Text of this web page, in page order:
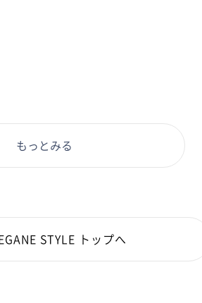
もっとみる
STYLE トップへ